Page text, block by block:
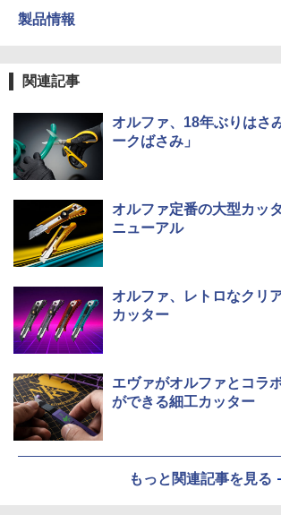
製品情報
関連記事
オルファ、18年ぶりはさ
ークばさみ」
オルファ定番の大型カッ
ニューアル
オルファ、レトロなクリ
カッター
エヴァがオルファとコラ
ができる細工カッター
もっと関連記事を見る